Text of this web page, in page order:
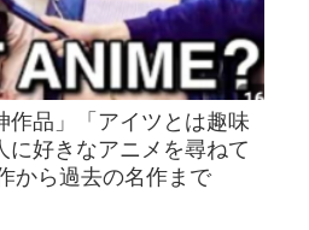
作品」「アイツとは趣味
に好きなアニメを尋ねて
から過去の名作まで